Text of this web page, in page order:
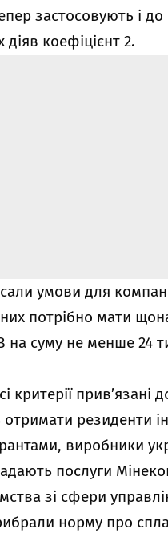
застосовують і
коефіцієнт 2.
умови для
потрібно мати
на суму не менше 24
критерії
резиденти
виробники
послуги
зі сфери
норму про